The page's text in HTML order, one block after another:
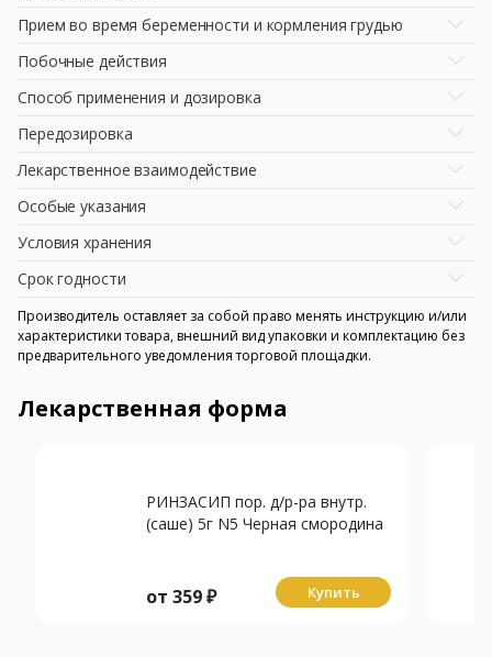
Прием во время беременности и кормления грудью
Побочные действия
Способ применения и дозировка
Передозировка
Лекарственное взаимодействие
Особые указания
Условия хранения
Срок годности
Производитель оставляет за собой право менять инструкцию и/или
характеристики товара, внешний вид упаковки и комплектацию без
предварительного уведомления торговой площадки.
Лекарственная форма
РИНЗАСИП пор. д/р-ра внутр.
(саше) 5г N5 Черная смородина
от 359₽ Купить